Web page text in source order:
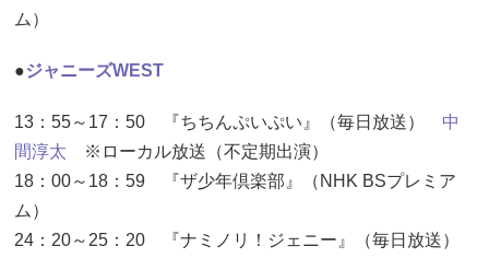
ム）
●ジャニーズWEST
13：55～17：50 『ちちんぷいぷい』（毎日放送） 中
間淳太 ※ローカル放送（不定期出演）
18：00～18：59 『ザ少年倶楽部』（NHK BSプレミア
ム）
24：20～25：20 『ナミノリ！ジェニー』（毎日放送）